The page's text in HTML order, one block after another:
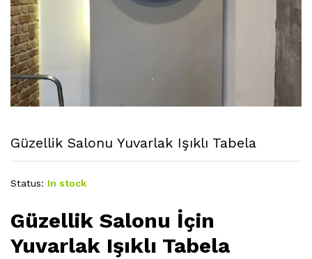
Güzellik Salonu Yuvarlak Işıklı Tabela
Status: In stock
Güzellik Salonu İçin
Yuvarlak Işıklı Tabela